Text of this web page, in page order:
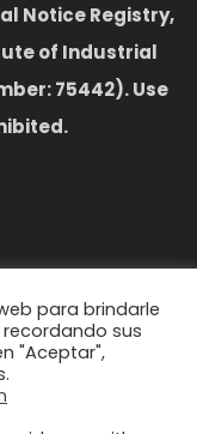
Notice Registry,
of Industrial
75442). Use
para brindarle
sus
"Aceptar",